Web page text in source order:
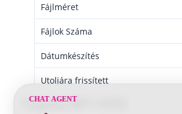
Fájlméret
Fájlok Száma
Dátumkészítés
Utoljára frissített
Toyota 8P1 HYD
CHAT AGENT